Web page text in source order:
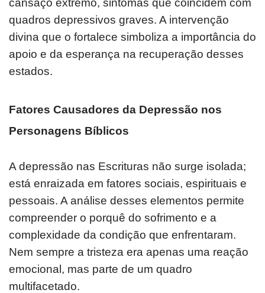
cansaço extremo, sintomas que coincidem com
quadros depressivos graves. A intervenção
divina que o fortalece simboliza a importância do
apoio e da esperança na recuperação desses
estados.
Fatores Causadores da Depressão nos
Personagens Bíblicos
A depressão nas Escrituras não surge isolada;
está enraizada em fatores sociais, espirituais e
pessoais. A análise desses elementos permite
compreender o porquê do sofrimento e a
complexidade da condição que enfrentaram.
Nem sempre a tristeza era apenas uma reação
emocional, mas parte de um quadro
multifacetado.